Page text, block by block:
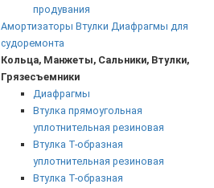
продувания
Амортизаторы Втулки Диафрагмы для
судоремонта
Кольца, Манжеты, Сальники, Втулки,
Грязесъемники
Диафрагмы
Втулка прямоугольная
уплотнительная резиновая
Втулка Т-образная
уплотнительная резиновая
Втулка Т-образная